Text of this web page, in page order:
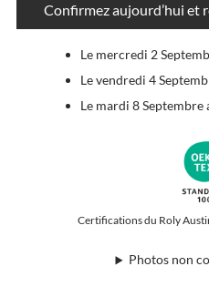
Confirmez aujourd’hui et
Le mercredi 2
Le vendredi 4
Le mardi 8 Septembre
Certifications du Roly
Photos non